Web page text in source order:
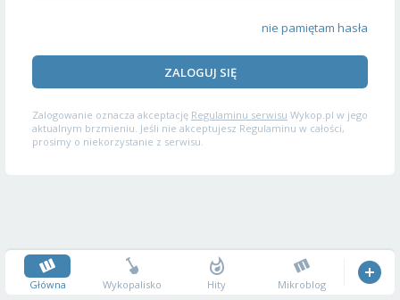
nie pamiętam hasła
ZALOGUJ SIĘ
Zalogowanie oznacza akceptację Regulaminu serwisu Wykop.pl w jego
aktualnym brzmieniu. Jeśli nie akceptujesz Regulaminu w całości,
prosimy o niekorzystanie z serwisu.
Główna Wykopalisko Hity Mikroblog